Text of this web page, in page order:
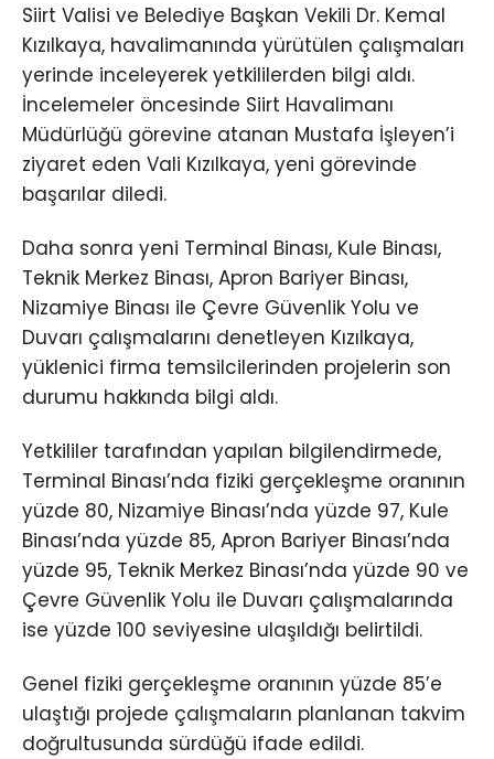
Siirt Valisi ve Belediye Başkan Vekili Dr. Kemal
Kızılkaya, havalimanında yürütülen çalışmaları
yerinde inceleyerek yetkililerden bilgi aldı.
İncelemeler öncesinde Siirt Havalimanı
Müdürlüğü görevine atanan Mustafa İşleyen’i
ziyaret eden Vali Kızılkaya, yeni görevinde
başarılar diledi.
Daha sonra yeni Terminal Binası, Kule Binası,
Teknik Merkez Binası, Apron Bariyer Binası,
Nizamiye Binası ile Çevre Güvenlik Yolu ve
Duvarı çalışmalarını denetleyen Kızılkaya,
yüklenici firma temsilcilerinden projelerin son
durumu hakkında bilgi aldı.
Yetkililer tarafından yapılan bilgilendirmede,
Terminal Binası’nda fiziki gerçekleşme oranının
yüzde 80, Nizamiye Binası’nda yüzde 97, Kule
Binası’nda yüzde 85, Apron Bariyer Binası’nda
yüzde 95, Teknik Merkez Binası’nda yüzde 90 ve
Çevre Güvenlik Yolu ile Duvarı çalışmalarında
ise yüzde 100 seviyesine ulaşıldığı belirtildi.
Genel fiziki gerçekleşme oranının yüzde 85’e
ulaştığı projede çalışmaların planlanan takvim
doğrultusunda sürdüğü ifade edildi.